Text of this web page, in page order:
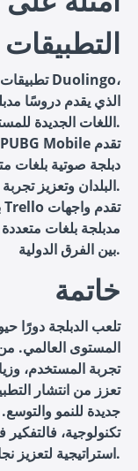
تطبيقات
الذي يقدم دروسًا
اللغات الجديدة للمستخدمين من جميع أنحاء العالم.
دبلجة صوتية بلغات
البلدان وتعزيز تجربة اللعب.
مدبلجة بلغات
بين الفرق الدولية.
خاتمة
تلعب الدبلجة دورًا
المستوى العالمي.
تجربة المستخدم،
تعزز من انتشار
جديدة للنمو
تكنولوجية،
استراتيجية لتعزيز نجاح منتجاتك وجذب جمهور أكبر وأكثر تفاعلًا.